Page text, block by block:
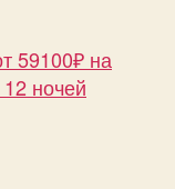
59100₽ на
ночей